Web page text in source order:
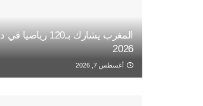
المغرب يشارك بـ120
2026
أغسطس 7, 2026